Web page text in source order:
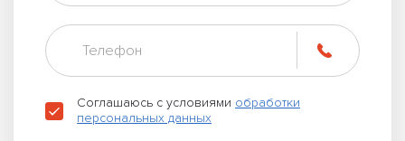
Соглашаюсь с условиями обработки
персональных данных